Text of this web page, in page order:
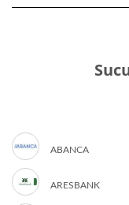
ABANCA
ARESBANK